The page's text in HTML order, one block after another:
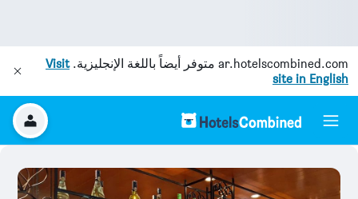
ar.hotelscombined.com متوفر أيضاً باللغة الإنجليزية.Visit
site in English